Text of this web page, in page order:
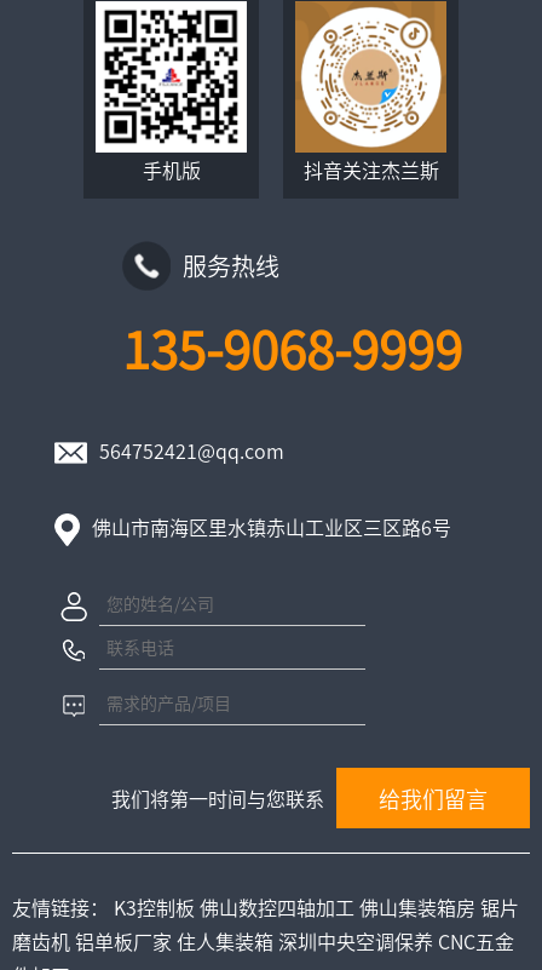
手机版 抖音关注杰兰斯
服务热线
135-9068-9999
564752421@qq.com
佛山市南海区里水镇赤山工业区三区路6号
我们将第一时间与您联系
友情链接： K3控制板 佛山数控四轴加工佛山集装箱房 锯片
磨齿机铝单板厂家 住人集装箱 深圳中央空调保养 CNC五金